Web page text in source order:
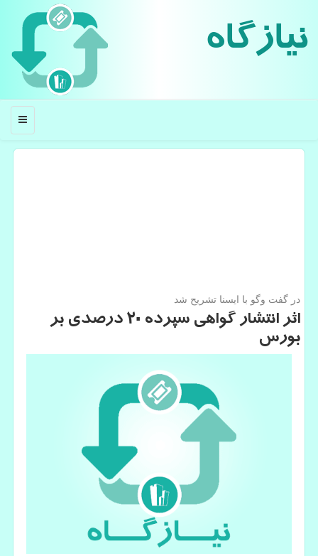
نیازگاه
منو
در گفت وگو با ایسنا تشریح شد
اثر انتشار گواهی سپرده ۲۰ درصدی بر
بورس